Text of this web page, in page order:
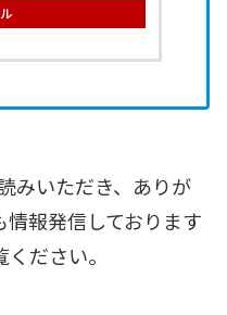
みいただき、ありが
情報発信しております
ださい。